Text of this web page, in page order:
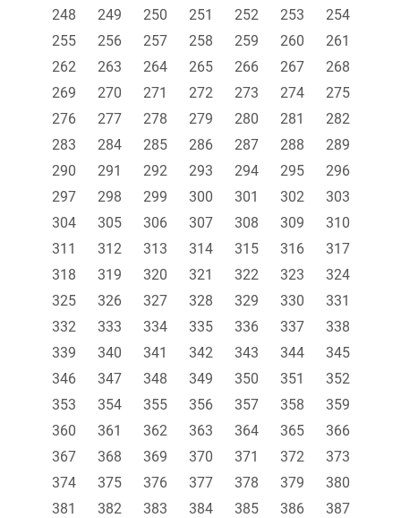
248
249 250 251 252 253
254
255
256 257 258 259 260
261
262
263 264 265 266 267
268
269
270 271 272 273 274
275
276
277 278 279 280 281
282
283
284 285 286 287 288
289
290
291 292 293 294 295
296
297
298 299 300 301 302
303
304
305 306 307 308 309
310
311
312 313 314 315 316
317
318
319 320 321 322 323
324
325
326 327 328 329 330
331
332
333 334 335 336 337
338
339
340 341 342 343 344
345
346
347 348 349 350 351
352
353
354 355 356 357 358
359
360
361 362 363 364 365
366
367
368 369 370 371 372
373
374
375 376 377 378 379
380
381
382 383 384 385 386
387